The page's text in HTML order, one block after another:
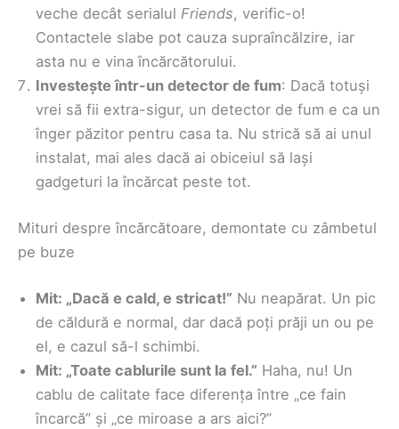
veche decât serialul Friends, verific-o!
Contactele slabe pot cauza supraîncălzire, iar
asta nu e vina încărcătorului.
Investește într-un detector de fum: Dacă totuși
vrei să fii extra-sigur, un detector de fum e ca un
înger păzitor pentru casa ta. Nu strică să ai unul
instalat, mai ales dacă ai obiceiul să lași
gadgeturi la încărcat peste tot.
Mituri despre încărcătoare, demontate cu zâmbetul
pe buze
Mit: „Dacă e cald, e stricat!” Nu neapărat. Un pic
de căldură e normal, dar dacă poți prăji un ou pe
el, e cazul să-l schimbi.
Mit: „Toate cablurile sunt la fel.” Haha, nu! Un
cablu de calitate face diferența între „ce fain
încarcă” și „ce miroase a ars aici?”